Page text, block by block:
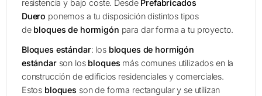
resistencia y bajo coste. Desde Prefabricados
Duero ponemos a tu disposición distintos tipos
debloques de hormigón para dar forma a tu proyecto.
Bloques estándar: los bloques de hormigón
estándarson los bloques más comunes utilizados en la
construcción de edificios residenciales y comerciales.
Estos bloques son de forma rectangular y se utilizan